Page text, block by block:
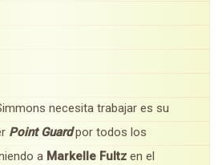
necesita trabajar es su
Point Guard por todos los
a Markelle Fultz en el